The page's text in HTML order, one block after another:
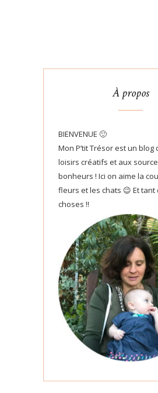
À propos
BIENVENUE 🙂
Mon P’tit Trésor est un blog
loisirs créatifs et aux
bonheurs ! Ici on aime la
fleurs et les chats 😉 Et tant
choses !!